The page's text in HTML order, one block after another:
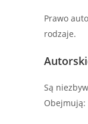
Prawo
rodzaje.
Są
Obejmują: